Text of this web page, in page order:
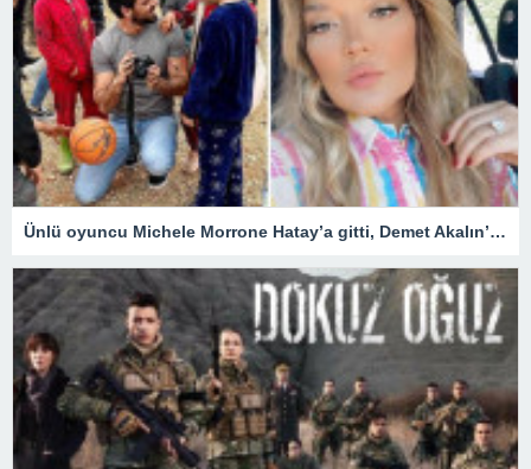
Ünlü oyuncu Michele Morrone Hatay’a gitti, Demet Akalın’dan yorum gecikmedi